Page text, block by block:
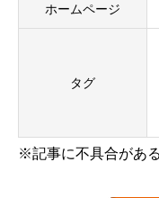
ホームページ
タグ
※記事に不具合があ